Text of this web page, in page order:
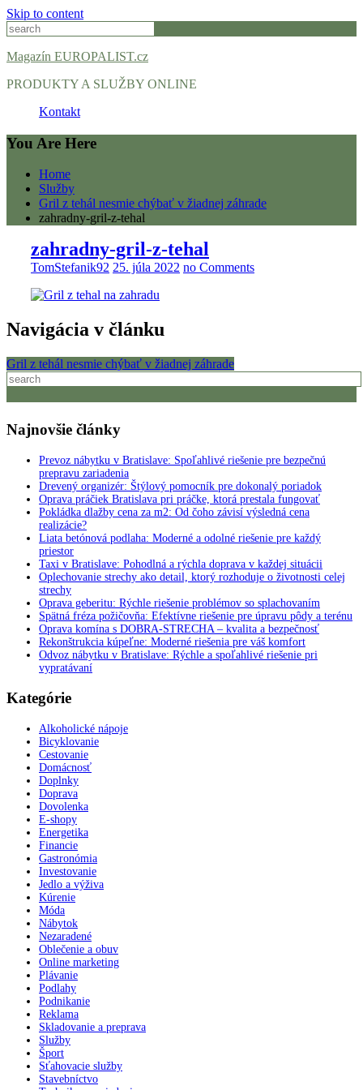
Skip to content
Magazín EUROPALIST.cz
PRODUKTY A SLUŽBY ONLINE
Kontakt
You Are Here
Home
Služby
Gril z tehál nesmie chýbať v žiadnej záhrade
zahradny-gril-z-tehal
zahradny-gril-z-tehal
TomStefanik92 25. júla 2022 no Comments
Navigácia v článku
Gril z tehál nesmie chýbať v žiadnej záhrade
Najnovšie články
Prevoz nábytku v Bratislave: Spoľahlivé riešenie pre bezpečnú
prepravu zariadenia
Drevený organizér: Štýlový pomocník pre dokonalý poriadok
Oprava práčiek Bratislava pri práčke, ktorá prestala fungovať
Pokládka dlažby cena za m2: Od čoho závisí výsledná cena
realizácie?
Liata betónová podlaha: Moderné a odolné riešenie pre každý
priestor
Taxi v Bratislave: Pohodlná a rýchla doprava v každej situácii
Oplechovanie strechy ako detail, ktorý rozhoduje o životnosti celej
strechy
Oprava geberitu: Rýchle riešenie problémov so splachovaním
Spätná fréza požičovňa: Efektívne riešenie pre úpravu pôdy a terénu
Oprava komína s DOBRA-STRECHA – kvalita a bezpečnosť
Rekonštrukcia kúpeľne: Moderné riešenia pre váš komfort
Odvoz nábytku v Bratislave: Rýchle a spoľahlivé riešenie pri
vypratávaní
Kategórie
Alkoholické nápoje
Bicyklovanie
Cestovanie
Domácnosť
Doplnky
Doprava
Dovolenka
E-shopy
Energetika
Financie
Gastronómia
Investovanie
Jedlo a výživa
Kúrenie
Móda
Nábytok
Nezaradené
Oblečenie a obuv
Online marketing
Plávanie
Podlahy
Podnikanie
Reklama
Skladovanie a preprava
Služby
Šport
Sťahovacie služby
Stavebníctvo